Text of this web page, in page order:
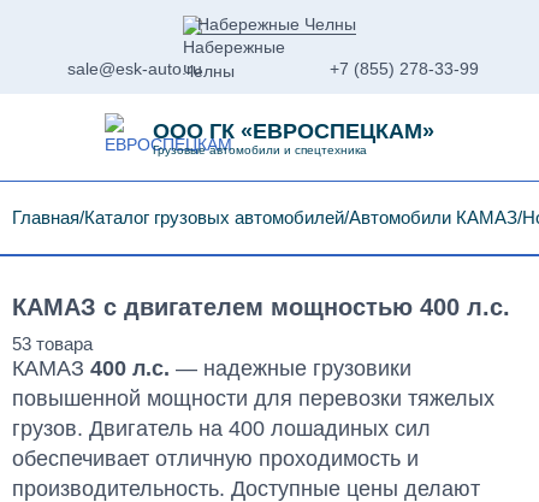
Набережные Челны
sale@esk-auto.ru +7 (855) 278-33-99
ООО ГК «ЕВРОСПЕЦКАМ»
Грузовые автомобили и спецтехника
Главная Каталог грузовых автомобилей Автомобили КАМАЗ
КАМАЗ с двигателем мощностью 400 л.с.
КАМАЗ 400 л.с. — надежные грузовики
повышенной мощности для перевозки тяжелых
грузов. Двигатель на 400 лошадиных сил
обеспечивает отличную проходимость и
производительность. Доступные цены делают